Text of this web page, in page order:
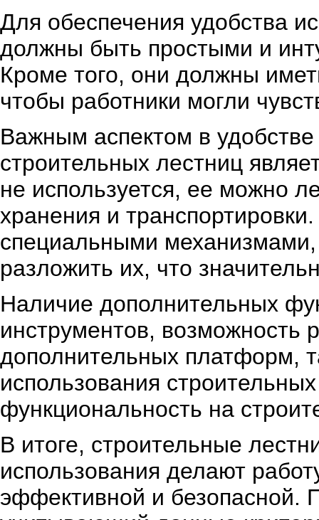
Для обеспечения удобства
должны быть простыми и
Кроме того, они должны
чтобы работники могли
Важным аспектом в
строительных лестниц
не используется, ее можно
хранения и
специальными
разложить их, что
Наличие дополнительных
инструментов, возможность
дополнительных платформ,
использования
функциональность на
В итоге, строительные
использования делают
эффективной и безопасной.